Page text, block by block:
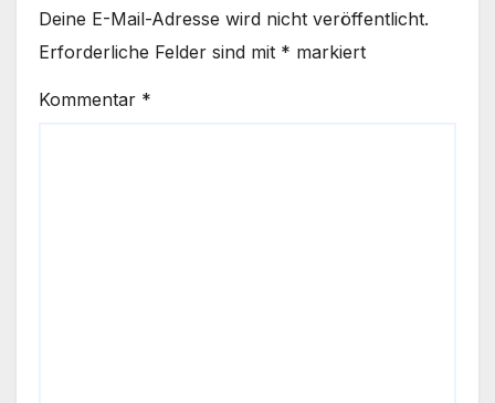
Deine E-Mail-Adresse wird nicht veröffentlicht.
Erforderliche Felder sind mit * markiert
Kommentar *